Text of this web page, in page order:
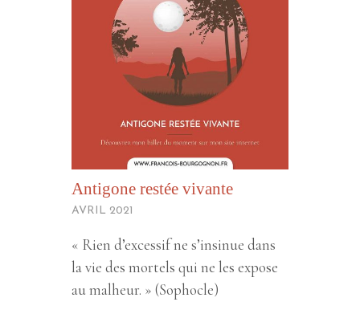
Antigone restée vivante
AVRIL 2021
« Rien d’excessif ne s’insinue dans
la vie des mortels qui ne les expose
au malheur. » (Sophocle)